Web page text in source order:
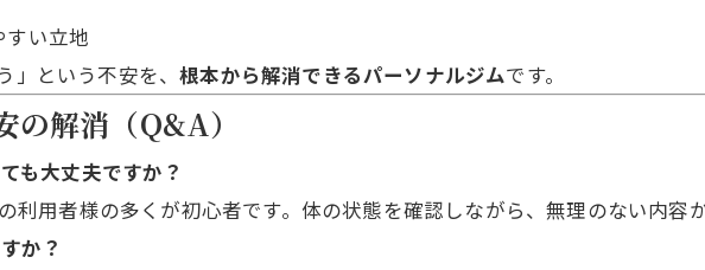
すい立地
」という不安を、根本から解消できるパーソナルジムです。
の解消（Q&A）
も大丈夫ですか？
利用者様の多くが初心者です。体の状態を確認しながら、無理のない内容か
か？